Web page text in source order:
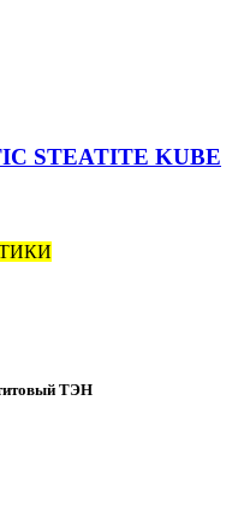
STEATITE KUBE
ТЭН